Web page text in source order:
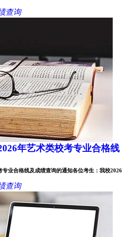
查询
年艺术类校考专业合格线
业合格线及成绩查询的通知各位考生：我校2026
查询